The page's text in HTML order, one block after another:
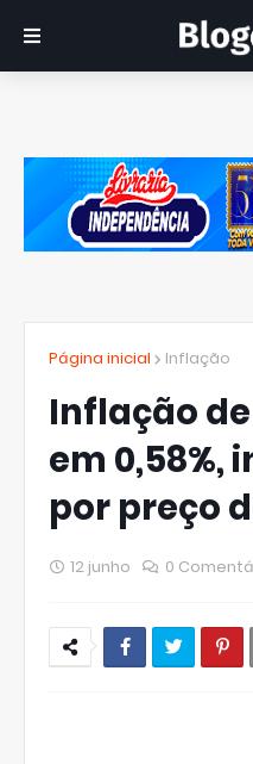
Página inicial Inflação
Inflação
em 0,58%,
por preço
12 junho 0